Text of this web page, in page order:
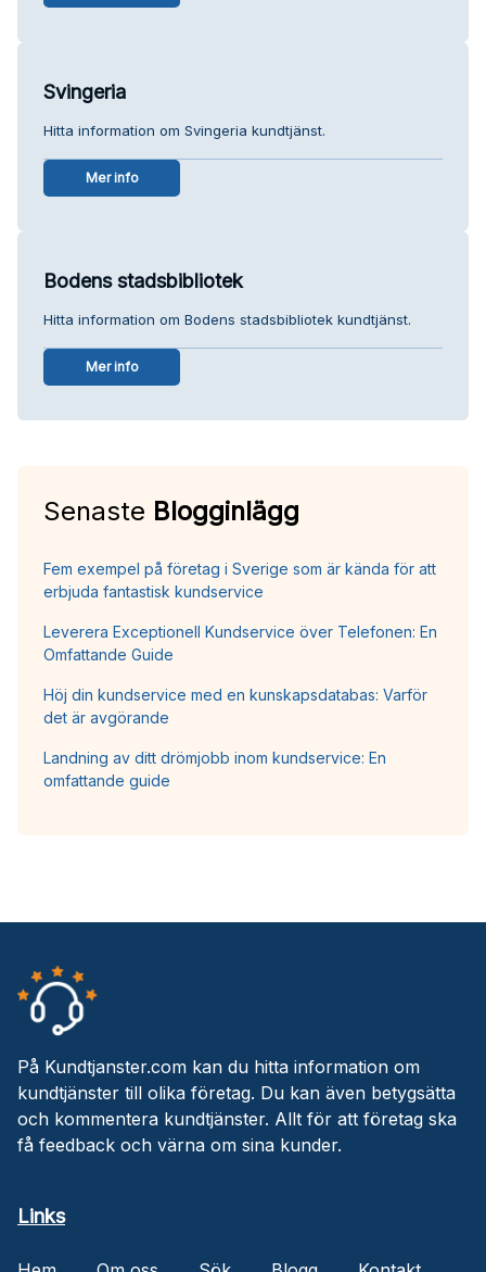
Svingeria
Hitta information om Svingeria kundtjänst.
Mer info
Bodens stadsbibliotek
Hitta information om Bodens stadsbibliotek kundtjänst.
Mer info
Senaste Blogginlägg
Fem exempel på företag i Sverige som är kända för att
erbjuda fantastisk kundservice
Leverera Exceptionell Kundservice över Telefonen: En
Omfattande Guide
Höj din kundservice med en kunskapsdatabas: Varför
det är avgörande
Landning av ditt drömjobb inom kundservice: En
omfattande guide
På Kundtjanster.com kan du hitta information om
kundtjänster till olika företag. Du kan även betygsätta
och kommentera kundtjänster. Allt för att företag ska
få feedback och värna om sina kunder.
Links